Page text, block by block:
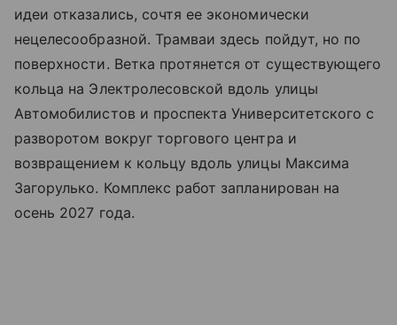
идеи отказались, сочтя ее экономически
нецелесообразной. Трамваи здесь пойдут, но по
поверхности. Ветка протянется от существующего
кольца на Электролесовской вдоль улицы
Автомобилистов и проспекта Университетского с
разворотом вокруг торгового центра и
возвращением к кольцу вдоль улицы Максима
Загорулько. Комплекс работ запланирован на
осень 2027 года.